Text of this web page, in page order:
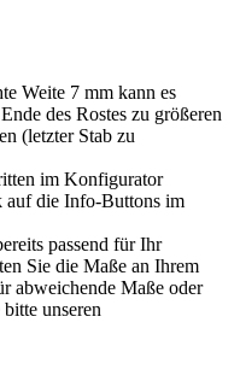
Weite 7 mm kann es
des Rostes zu größeren
(letzter Stab zu
im Konfigurator
auf die Info-Buttons im
passend für Ihr
Sie die Maße an Ihrem
abweichende Maße oder
unseren